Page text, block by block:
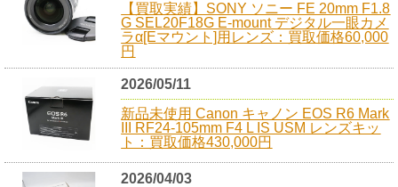
【買取実績】SONY ソニー FE 20mm F1.8
G SEL20F18G E-mount デジタル一眼カメ
ラα[Eマウント]用レンズ：買取価格60,000
円
2026/05/11
新品未使用 Canon キャノン EOS R6 Mark
III RF24-105mm F4 L IS USM レンズキッ
ト：買取価格430,000円
2026/04/03